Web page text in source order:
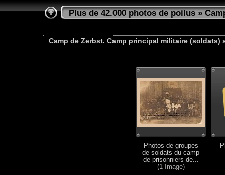
Plus de 42.000 photos de poilus»
Camp de Zerbst. Camp principal militaire
Photos de groupes
de soldats du camp
de prisonniers de...
(1 Image)